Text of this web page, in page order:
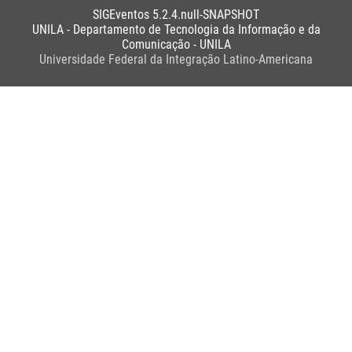
SIGEventos 5.2.4.null-SNAPSHOT
UNILA - Departamento de Tecnologia da Informação e da
Comunicação - UNILA
Universidade Federal da Integração Latino-Americana